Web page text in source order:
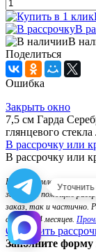
В
В
Поделиться
Ошибка
Закрыть окно
7,5 см Гарда
глянцевого
В рассрочку или
В рассрочку или
При оформлении
заказа. С помощью
заказ, так и частично.
срок до 24 месяцев.
Оформить
Заполните